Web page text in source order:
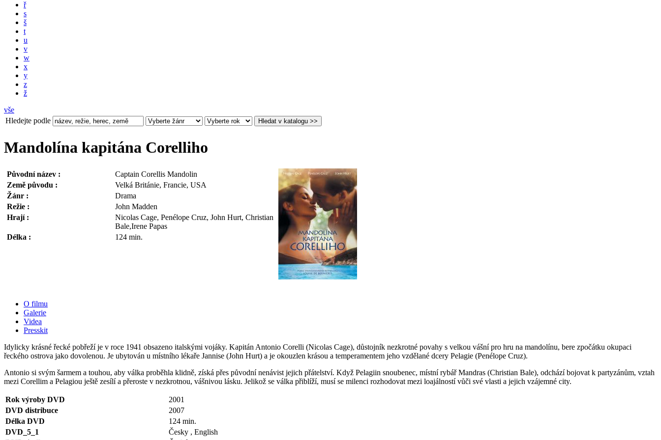
ř
s
š
t
u
v
w
x
y
z
ž
vše
Hledejte podle
Mandolína kapitána Corelliho
Původní název :
Captain Corellis Mandolin
Země původu :
Velká Británie, Francie, USA
Žánr :
Drama
Režie :
John Madden
Hrají :
Nicolas Cage, Penélope Cruz, John Hurt, Christian
Bale,Irene Papas
Délka :
124 min.
O filmu
Galerie
Videa
Presskit
Idylicky krásné řecké pobřeží je v roce 1941 obsazeno italskými vojáky. Kapitán Antonio Corelli (Nicolas Cage), důstojník nezkrotné povahy s velkou vášní pro hru na mandolínu, bere zpočátku okupaci
řeckého ostrova jako dovolenou. Je ubytován u místního lékaře Jannise (John Hurt) a je okouzlen krásou a temperamentem jeho vzdělané dcery Pelagie (Penélope Cruz).
Antonio si svým šarmem a touhou, aby válka proběhla klidně, získá přes původní nenávist jejich přátelství. Když Pelagiin snoubenec, místní rybář Mandras (Christian Bale), odchází bojovat k partyzánům, vztah
mezi Corellim a Pelagiou ještě zesílí a přeroste v nezkrotnou, vášnivou lásku. Jelikož se válka přiblíží, musí se milenci rozhodovat mezi loajálností vůči své vlasti a jejich vzájemné city.
Rok výroby DVD
2001
DVD distribuce
2007
Délka DVD
124 min.
DVD_5_1
Česky , English